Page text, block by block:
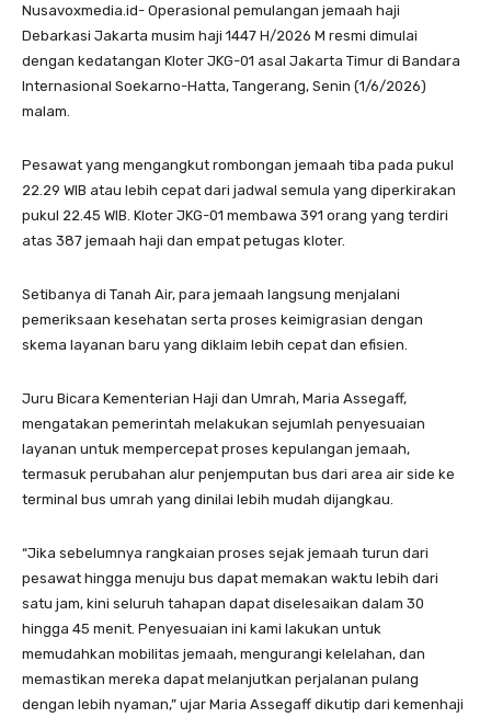
Nusavoxmedia.id- Operasional pemulangan jemaah haji
Debarkasi Jakarta musim haji 1447 H/2026 M resmi dimulai
dengan kedatangan Kloter JKG-01 asal Jakarta Timur di Bandara
Internasional Soekarno-Hatta, Tangerang, Senin (1/6/2026)
malam.
Pesawat yang mengangkut rombongan jemaah tiba pada pukul
22.29 WIB atau lebih cepat dari jadwal semula yang diperkirakan
pukul 22.45 WIB. Kloter JKG-01 membawa 391 orang yang terdiri
atas 387 jemaah haji dan empat petugas kloter.
Setibanya di Tanah Air, para jemaah langsung menjalani
pemeriksaan kesehatan serta proses keimigrasian dengan
skema layanan baru yang diklaim lebih cepat dan efisien.
Juru Bicara Kementerian Haji dan Umrah, Maria Assegaff,
mengatakan pemerintah melakukan sejumlah penyesuaian
layanan untuk mempercepat proses kepulangan jemaah,
termasuk perubahan alur penjemputan bus dari area air side ke
terminal bus umrah yang dinilai lebih mudah dijangkau.
“Jika sebelumnya rangkaian proses sejak jemaah turun dari
pesawat hingga menuju bus dapat memakan waktu lebih dari
satu jam, kini seluruh tahapan dapat diselesaikan dalam 30
hingga 45 menit. Penyesuaian ini kami lakukan untuk
memudahkan mobilitas jemaah, mengurangi kelelahan, dan
memastikan mereka dapat melanjutkan perjalanan pulang
dengan lebih nyaman,” ujar Maria Assegaff dikutip dari kemenhaji